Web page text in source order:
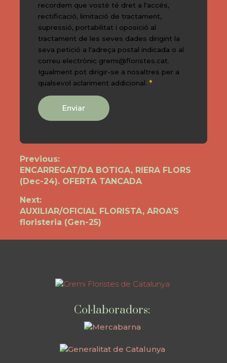
recordem que vostè té dret a l'accés,
rectificació, limitació de tractament,
supressió, portabilitat i oposició al
tractament de les seves dades dirigint la
seva petició a l'adreça postal indicada o al
correu electrònic gremi@floristes.cat.
Igualment pot dirigir-se a nosaltres per a
qualsevol aclariment addicional. *
Navegació
d'entrades
Previous:
Previous
post:
ENCARREGAT/DA BOTIGA, RIERA FLORS
(Dec-24). OFERTA TANCADA
Next:
Next
post:
AUXILIAR/OFICIAL FLORISTA, AROA’S
floristeria (Gen-25)
Col·laboradors: